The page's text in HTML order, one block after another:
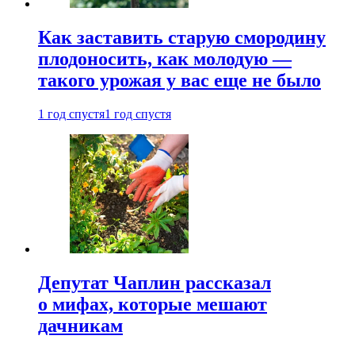
Как заставить старую смородину
плодоносить, как молодую —
такого урожая у вас еще не было
1 год спустя1 год спустя
Депутат Чаплин рассказал
о мифах, которые мешают
дачникам